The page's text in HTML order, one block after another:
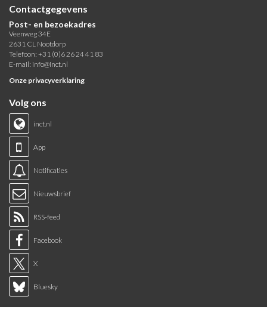
Contactgegevens
Post- en bezoekadres
Veenweg 34E
2631 CL Nootdorp
Telefoon: +31 (0)6 26 24 41 83
E-mail: info@inct.nl
Onze privacyverklaring
Volg ons
inct.nl
App
Notificaties
Nieuwsbrief
RSS-feed
Facebook
X
Bluesky